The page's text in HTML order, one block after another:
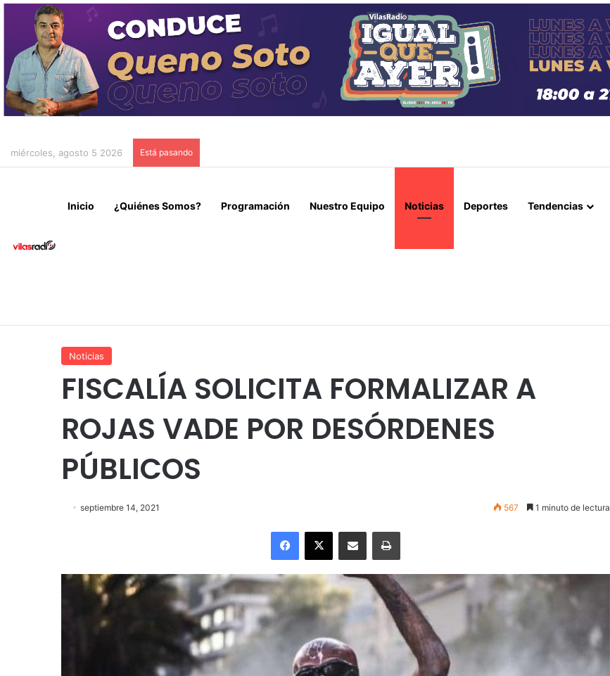
miércoles, agosto 5 2026 Está pasando
Inicio ¿Quiénes Somos? Programación Nuestro Equipo Noticias Deportes Tendencias
Noticias
FISCALÍA SOLICITA FORMALIZAR A
ROJAS VADE POR DESÓRDENES
PÚBLICOS
septiembre 14, 2021 567 1 minuto de lectura
Facebook
X Enviar vía email Imprimir